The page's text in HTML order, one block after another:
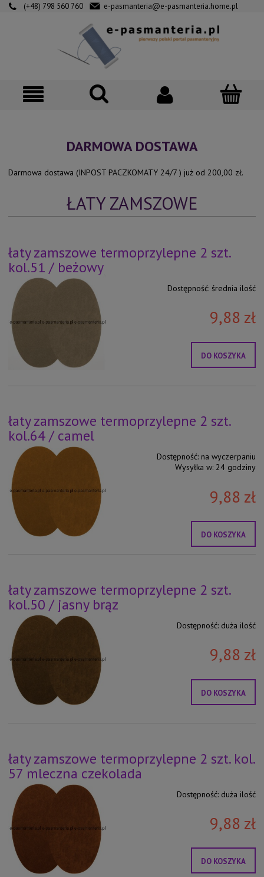
(+48) 798 560 760 e-pasmanteria@e-pasmanteria.home.pl
DARMOWA DOSTAWA
Darmowa dostawa (INPOST PACZKOMATY 24/7 ) już od 200,00 zł.
ŁATY ZAMSZOWE
łaty zamszowe termoprzylepne 2 szt.
kol.51 / beżowy
Dostępność: średnia ilość
9,88 zł
DO KOSZYKA
łaty zamszowe termoprzylepne 2 szt.
kol.64 / camel
Dostępność: na wyczerpaniu
Wysyłka w: 24 godziny
9,88 zł
DO KOSZYKA
łaty zamszowe termoprzylepne 2 szt.
kol.50 / jasny brąz
Dostępność: duża ilość
9,88 zł
DO KOSZYKA
łaty zamszowe termoprzylepne 2 szt. kol.
57 mleczna czekolada
Dostępność: duża ilość
9,88 zł
DO KOSZYKA